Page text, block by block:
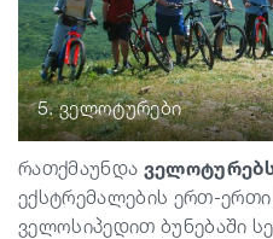
5. ველოტურები
რათქმაუნდა
ექსტრემალების ერთ-
ველოსიპედით ბუნებაში